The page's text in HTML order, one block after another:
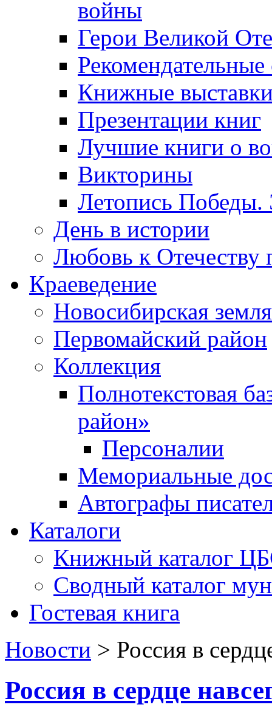
войны
Герои Великой
Рекомендательные
Книжные
Презентации книг
Лучшие книги о
Викторины
Летопись Победы.
День в истории
Любовь к Отечеству
Краеведение
Новосибирская земля
Первомайский район
Коллекция
Полнотекстовая
район»
Персоналии
Мемориальные
Автографы
Каталоги
Книжный каталог
Сводный каталог
Гостевая книга
Новости > Россия в
Россия в сердце